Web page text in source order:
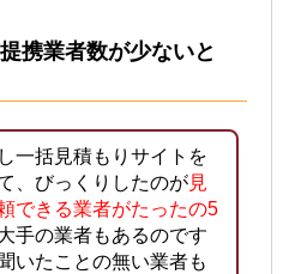
携業者数が少ないと
一括見積もりサイトを
、びっくりしたのが見
できる業者がたったの5
手の業者もあるのです
いたことの無い業者も